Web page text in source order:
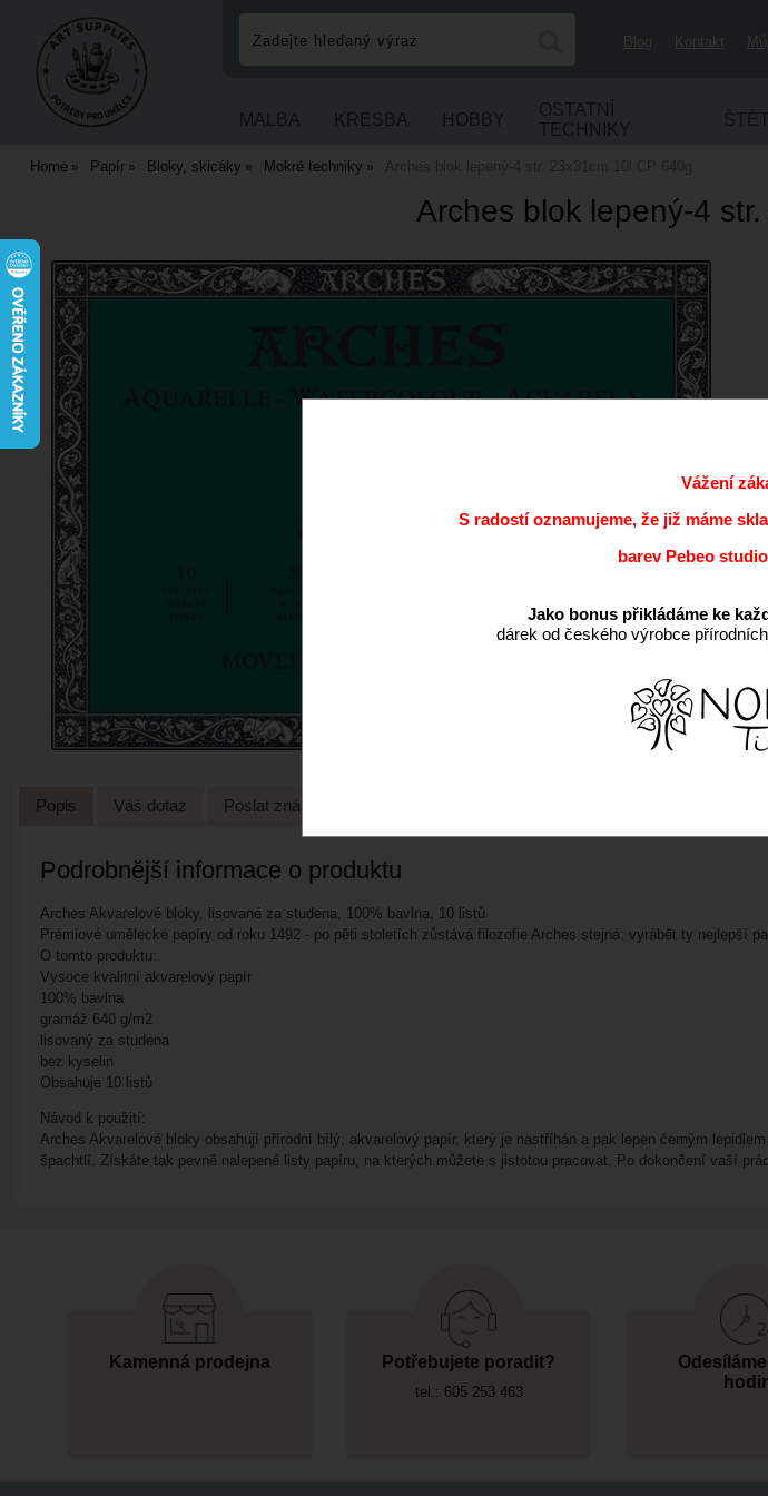
Blog Kontakt
MALBA KRESBA HOBBY
OSTATNÍ
TECHNIKY
Home Papír Bloky, skicáky Mokré techniky Arches blok lepený-4 str. 23x31cm 10l CP 640g
Arches blok lepený-4
Popis Váš dotaz Poslat známénu
Podrobnější informace o produktu
Arches Akvarelové bloky, lisované za studena, 100% bavlna, 10 listů
Prémiové umělecké papíry od roku 1492 - po pěti stoletích zůstává filozofie Arches stejná: vyrábět ty nejlepší
O tomto produktu:
Vysoce kvalitní akvarelový papír
100% bavlna
gramáž 640 g/m2
lisovaný za studena
bez kyselin
Obsahuje 10 listů
Návod k použití:
Arches Akvarelové bloky obsahují přírodní bílý, akvarelový papír, který je nastříhán a pak lepen černým
špachtlí. Získáte tak pevně nalepené listy papíru, na kterých můžete s jistotou pracovat. Po dokončení vaší
Kamenná prodejna Potřebujete poradit?
tel.: 605 253 463
Vážení
S radostí oznamujeme, že již máme
barev Pebeo
Jako bonus přikládáme ke
dárek od českého výrobce